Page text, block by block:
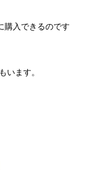
購入できるのです
います。